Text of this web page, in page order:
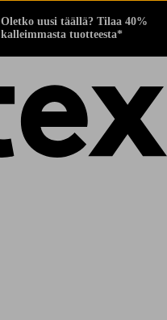
Oletko uusi täällä? Tilaa 40%
kalleimmasta tuotteesta*